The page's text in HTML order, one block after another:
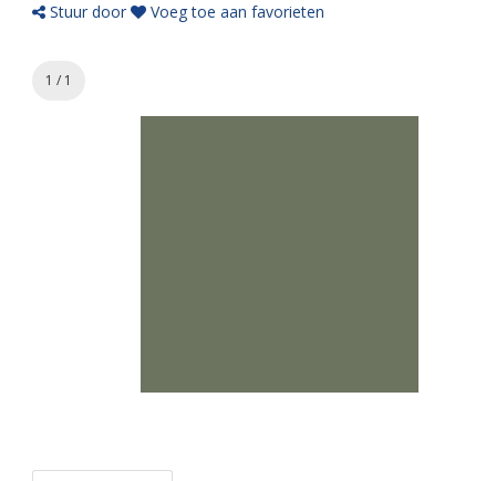
Stuur door Voeg toe aan favorieten
1 / 1